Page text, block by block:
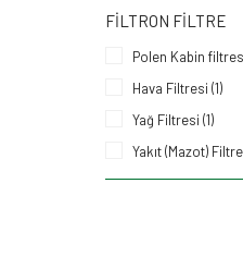
FILTRON FILTRE
Polen Kabin
Hava Filtresi (1)
Yağ Filtresi (1)
Yakıt (Mazot)